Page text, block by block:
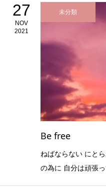
27
NOV
2021
未分類
Be free
ねばならない にと
の為に 自分は頑張